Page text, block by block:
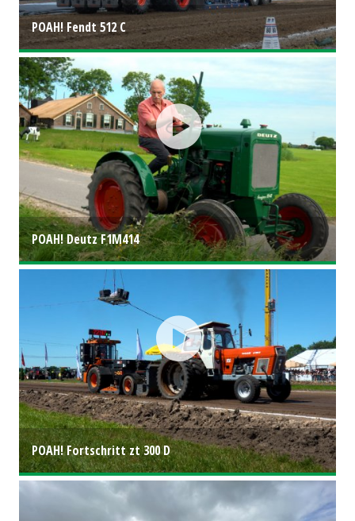
POAH! Fendt 512 C
POAH! Deutz F1M414
POAH! Fortschritt zt 300 D